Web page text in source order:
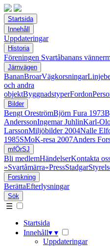
Startsida
Innehåll
Uppdateringar
Historia
Föreningen Svartåbanans vänner
Järnvägen
BananBroarVägkorsningar
och andra
objektByggnadstyperFordon
Bilder
Bengt OreströmBjörn Fura 1973
AnderssonIngemar JuhlinKarl-
LarssonMiljöbilder 2004Nalle
1985SMoK-resa 2007Anders
mfÖrSJ
Bli medlemHändelserKontakta
»Svartåmärra«PressStadgar
Forskning
BerättaEfterlysningar
Sök
☰
Startsida
Innehåll▾ ▾
Uppdateringar